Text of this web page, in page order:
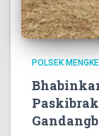
POLSEK